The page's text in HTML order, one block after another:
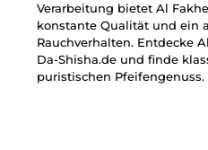
Verarbeitung bietet Al
konstante Qualität und ein
Rauchverhalten. Entdecke
Da-Shisha.de und finde
puristischen Pfeifengenuss.